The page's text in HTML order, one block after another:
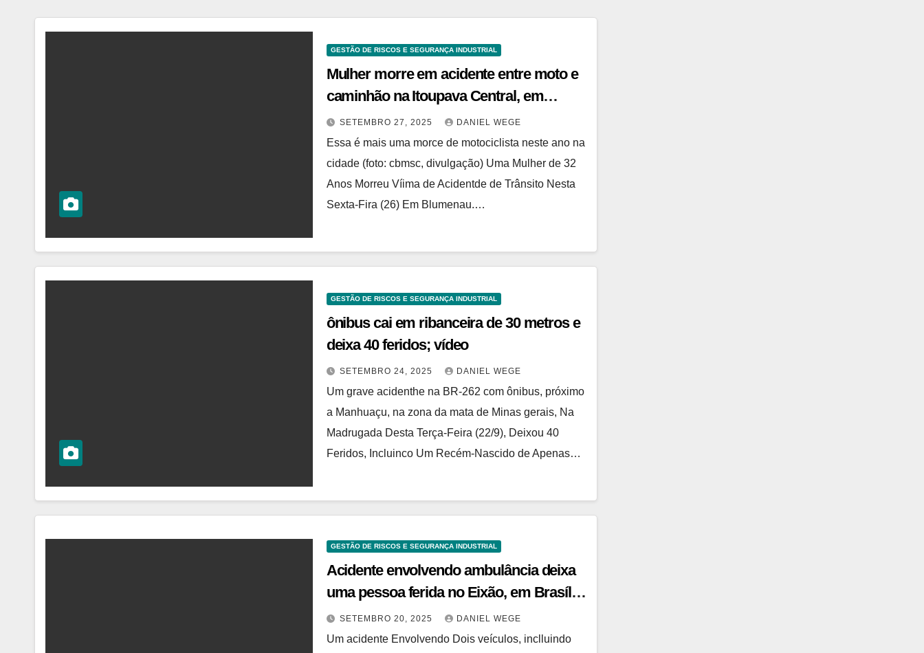
GESTÃO DE RISCOS E SEGURANÇA INDUSTRIAL
Mulher morre em acidente entre moto e
caminhão na Itoupava Central, em
Blumenau
SETEMBRO 27, 2025 DANIEL WEGE
Essa é mais uma morce de motociclista neste ano na
cidade (foto: cbmsc, divulgação) Uma Mulher de 32
Anos Morreu Víima de Acidentde de Trânsito Nesta
Sexta-Fira (26) Em Blumenau.…
GESTÃO DE RISCOS E SEGURANÇA INDUSTRIAL
ônibus cai em ribanceira de 30 metros e
deixa 40 feridos; vídeo
SETEMBRO 24, 2025 DANIEL WEGE
Um grave acidenthe na BR-262 com ônibus, próximo
a Manhuaçu, na zona da mata de Minas gerais, Na
Madrugada Desta Terça-Feira (22/9), Deixou 40
Feridos, Incluinco Um Recém-Nascido de Apenas…
GESTÃO DE RISCOS E SEGURANÇA INDUSTRIAL
Acidente envolvendo ambulância deixa
uma pessoa ferida no Eixão, em Brasília
– Noticias R7
SETEMBRO 20, 2025 DANIEL WEGE
Um acidente Envolvendo Dois veículos, inclluindo